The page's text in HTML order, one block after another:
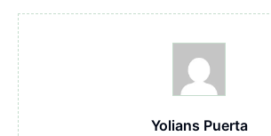
Yolians Puerta